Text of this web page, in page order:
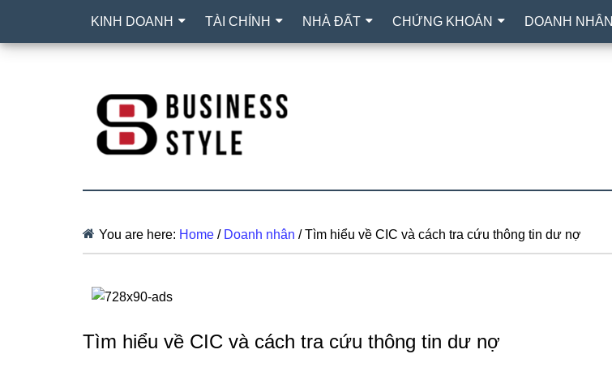
KINH DOANH TÀI CHÍNH NHÀ ĐẤT CHỨNG KHOÁN DOANH NHÂN
You are here: Home / Doanh nhân /Tìm hiểu về CIC và cách tra cứu thông tin dư nợ
Tìm hiểu về CIC và cách tra cứu thông tin dư nợ